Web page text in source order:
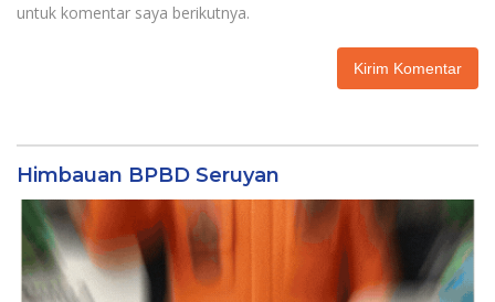
untuk komentar saya berikutnya.
Himbauan BPBD Seruyan